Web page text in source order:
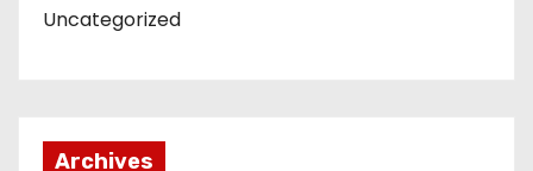
Uncategorized
Archives